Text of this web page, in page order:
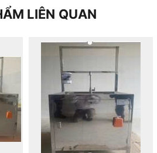
LIÊN QUAN